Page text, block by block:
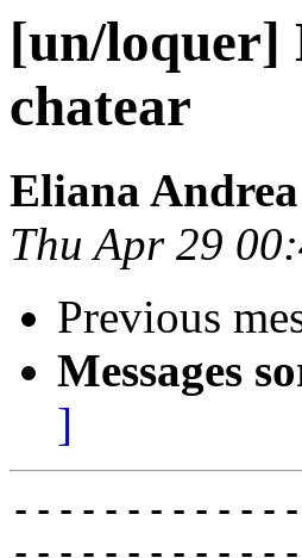
[un/loquer]
chatear
Eliana
Thu Apr 29
Previous
Messages
]